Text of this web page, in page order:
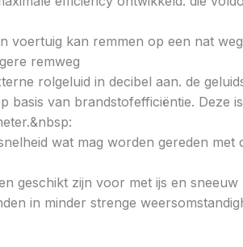
voertuig kan remmen op een nat
remweg
rolgeluid in decibel aan. de
basis van brandstofefficiëntie.
wat mag worden gereden
geschikt zijn voor met ijs en
in minder strenge